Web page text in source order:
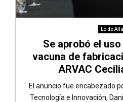
Lo de Allá
Se aprobó el
vacuna de
ARVAC
El anuncio fue encabezado
Tecnología e Innovación,